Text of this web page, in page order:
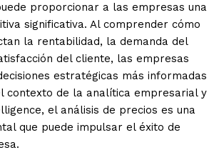
proporcionar a las empresas una
significativa. Al comprender cómo
la rentabilidad, la demanda del
del cliente, las empresas
estratégicas más informadas
contexto de la analítica empresarial y
el análisis de precios es una
que puede impulsar el éxito de